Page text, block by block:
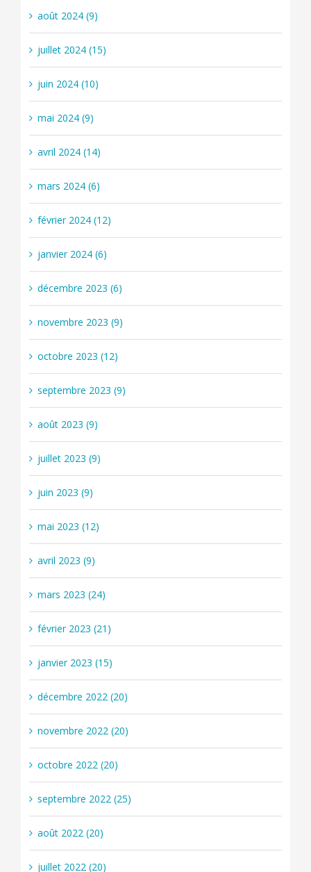
août 2024 (9)
juillet 2024 (15)
juin 2024 (10)
mai 2024 (9)
avril 2024 (14)
mars 2024 (6)
février 2024 (12)
janvier 2024 (6)
décembre 2023 (6)
novembre 2023 (9)
octobre 2023 (12)
septembre 2023 (9)
août 2023 (9)
juillet 2023 (9)
juin 2023 (9)
mai 2023 (12)
avril 2023 (9)
mars 2023 (24)
février 2023 (21)
janvier 2023 (15)
décembre 2022 (20)
novembre 2022 (20)
octobre 2022 (20)
septembre 2022 (25)
août 2022 (20)
juillet 2022 (20)